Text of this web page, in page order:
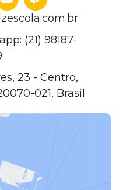
(21) 98187-
23 - Centro,
021, Brasil